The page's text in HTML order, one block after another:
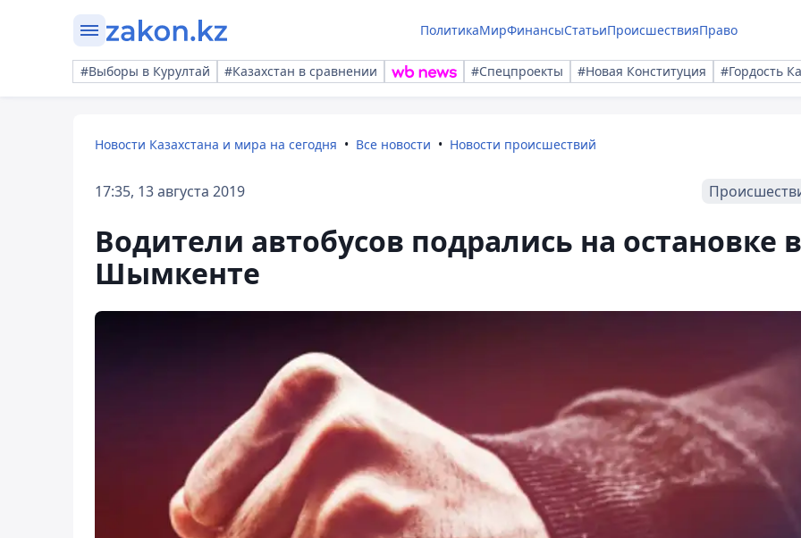
ПолитикаМирФинансыСтатьиПроисшествияПраво
#Выборы в Курултай #Казахстан в сравнении #Спецпроекты #Новая Конституция #Гордость
Новости Казахстана и мира на сегодня Все новости Новости происшествий
17:35, 13 августа 2019
Водители автобусов подрались на остановке в
Шымкенте